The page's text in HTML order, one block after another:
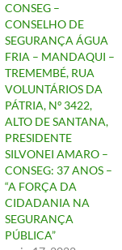
CONSEG –
CONSELHO DE
SEGURANÇA ÁGUA
FRIA – MANDAQUI –
TREMEMBÉ, RUA
VOLUNTÁRIOS DA
PÁTRIA, Nº 3422,
ALTO DE SANTANA,
PRESIDENTE
SILVONEI AMARO –
CONSEG: 37 ANOS –
“A FORÇA DA
CIDADANIA NA
SEGURANÇA
PÚBLICA”